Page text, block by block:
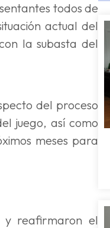
todos de
actual del
la subasta del
del proceso
juego, así como
meses para
y reafirmaron el